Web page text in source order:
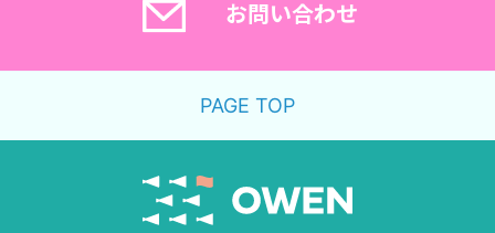
お問い合わせ
PAGE TOP